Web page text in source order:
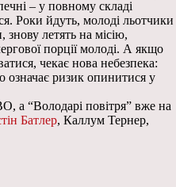
– у повному складі
Роки йдуть, молоді льотчики
летять на місію,
порції молоді. А якщо
чекає нова небезпека:
означає ризик опинитися у
а “Володарі повітря” вже на
Батлер, Каллум Тернер,